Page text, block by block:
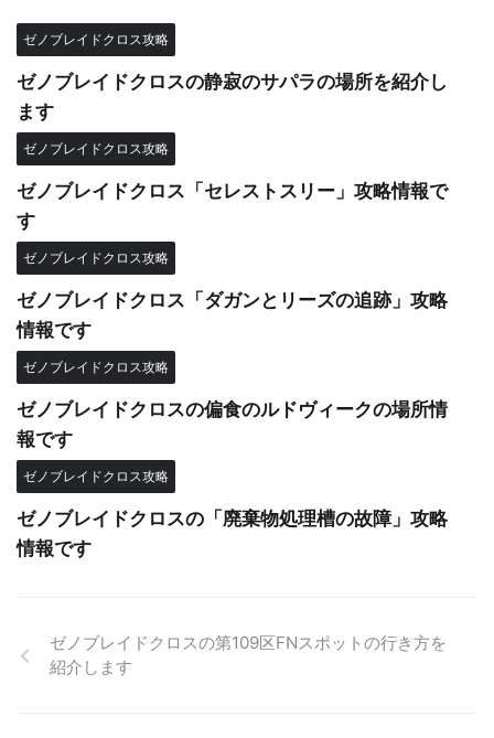
ゼノブレイドクロス攻略
ゼノブレイドクロスの静寂のサパラの場所を紹介し
ます
ゼノブレイドクロス攻略
ゼノブレイドクロス「セレストスリー」攻略情報で
す
ゼノブレイドクロス攻略
ゼノブレイドクロス「ダガンとリーズの追跡」攻略
情報です
ゼノブレイドクロス攻略
ゼノブレイドクロスの偏食のルドヴィークの場所情
報です
ゼノブレイドクロス攻略
ゼノブレイドクロスの「廃棄物処理槽の故障」攻略
情報です
ゼノブレイドクロスの第109区FNスポットの行き方を
紹介します